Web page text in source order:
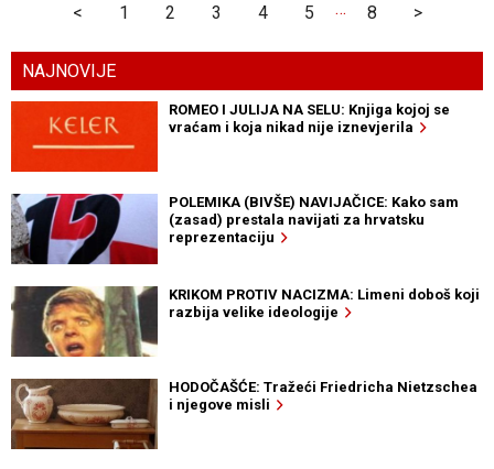
< 1 2 3 4 5 … 8 >
NAJNOVIJE
ROMEO I JULIJA NA SELU: Knjiga kojoj se
vraćam i koja nikad nije iznevjerila
POLEMIKA (BIVŠE) NAVIJAČICE: Kako sam
(zasad) prestala navijati za hrvatsku
reprezentaciju
KRIKOM PROTIV NACIZMA: Limeni doboš koji
razbija velike ideologije
HODOČAŠĆE: Tražeći Friedricha Nietzschea
i njegove misli